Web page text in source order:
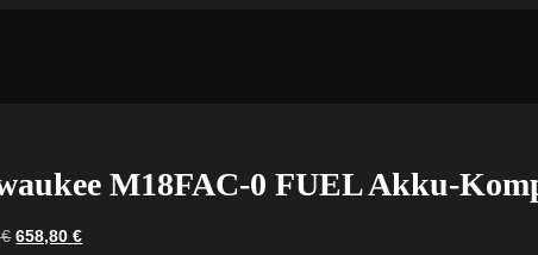
M18FAC-0 FUEL Akku-
€ Ursprünglicher
658,80€Aktueller